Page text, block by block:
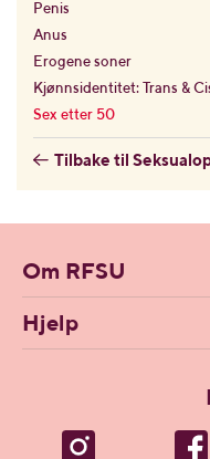
Penis
Anus
Erogene soner
Kjønnsidentitet: Trans &
Sex etter 50
Tilbake til
Om RFSU
Hjelp